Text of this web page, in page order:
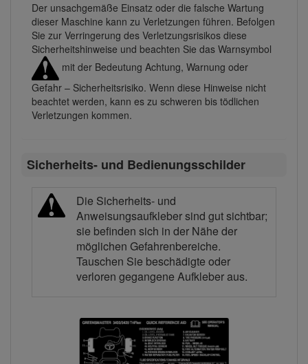
Der unsachgemäße Einsatz oder die falsche Wartung
dieser Maschine kann zu Verletzungen führen. Befolgen
Sie zur Verringerung des Verletzungsrisikos diese
Sicherheitshinweise und beachten Sie das Warnsymbol
mit der Bedeutung Achtung, Warnung oder
Gefahr – Sicherheitsrisiko. Wenn diese Hinweise nicht
beachtet werden, kann es zu schweren bis tödlichen
Verletzungen kommen.
Sicherheits- und Bedienungsschilder
Die Sicherheits- und
Anweisungsaufkleber sind gut sichtbar;
sie befinden sich in der Nähe der
möglichen Gefahrenbereiche.
Tauschen Sie beschädigte oder
verloren gegangene Aufkleber aus.